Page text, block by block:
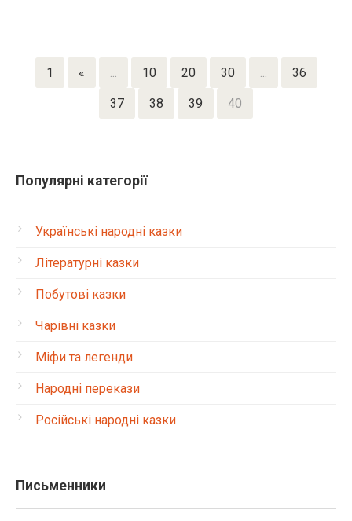
1 « ... 10 20 30 ... 36
37 38 39 40
Популярні категорії
Українські народні казки
Літературні казки
Побутові казки
Чарівні казки
Міфи та легенди
Народні перекази
Російські народні казки
Письменники